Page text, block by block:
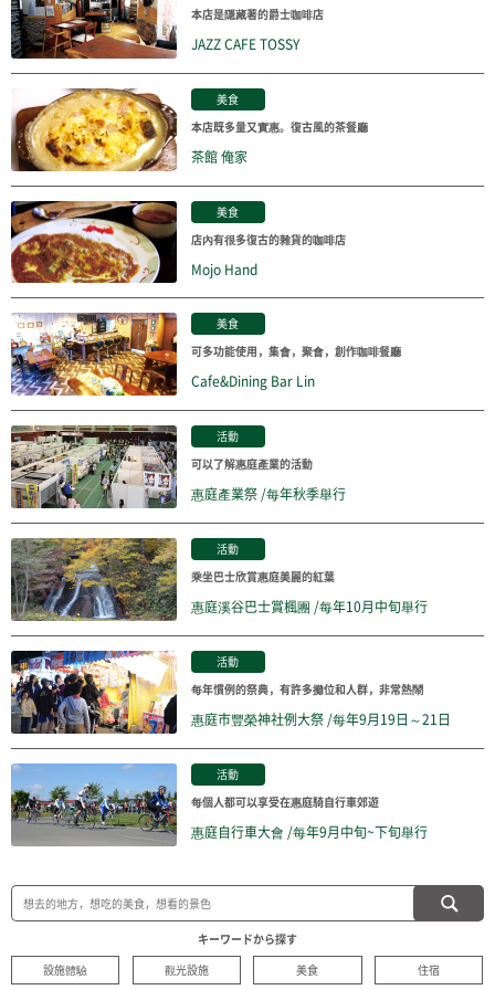
本店是隱藏著的爵士咖啡店
JAZZ CAFE TOSSY
美食
本店既多量又實惠。復古風的茶餐廳
茶館 俺家
美食
店內有很多復古的雜貨的咖啡店
Mojo Hand
美食
可多功能使用，集會，聚會，創作咖啡餐廳
Cafe&Dining Bar Lin
活動
可以了解惠庭產業的活動
惠庭產業祭 /每年秋季舉行
活動
乘坐巴士欣賞惠庭美麗的紅葉
惠庭溪谷巴士賞楓團 /每年10月中旬舉行
活動
每年慣例的祭典，有許多攤位和人群，非常熱鬧
惠庭市豐榮神社例大祭 /每年9月19日～21日
活動
每個人都可以享受在惠庭騎自行車郊遊
惠庭自行車大會 /每年9月中旬~下旬舉行
キーワードから探す
設施體驗
觀光設施 美食 住宿